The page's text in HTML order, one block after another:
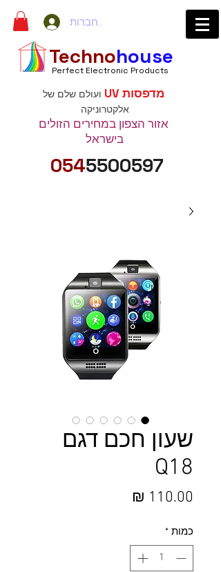
להתחברות
Technohouse
Perfect Electronic Products
מדפסות UV
ועולם שלם של
אלקטרוניקה
אזור הצפון במחירים הזולים
בישראל
0545500597
שעון חכם דגם
Q18
כמות *